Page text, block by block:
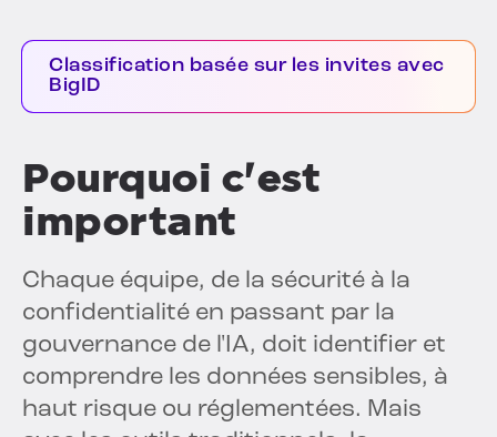
Classification basée sur les invites avec
BigID
Pourquoi c'est
important
Chaque équipe, de la sécurité à la
confidentialité en passant par la
gouvernance de l'IA, doit identifier et
comprendre les données sensibles, à
haut risque ou réglementées. Mais